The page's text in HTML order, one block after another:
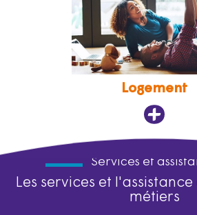
Logement
Services et
Les services et
métiers